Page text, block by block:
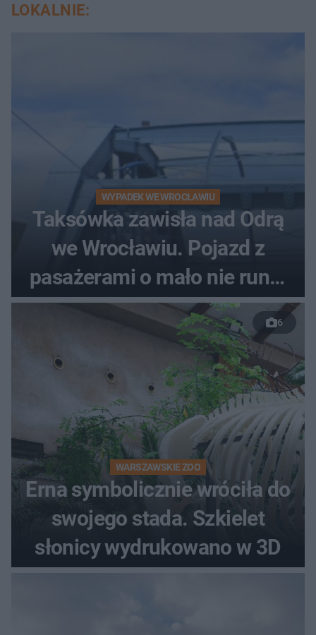
LOKALNIE:
WYPADEK WE WROCŁAWIU
Taksówka zawisła nad Odrą
we Wrocławiu. Pojazd z
pasażerami o mało nie runął
do rzeki
6
WARSZAWSKIE ZOO
Erna symbolicznie wróciła do
swojego stada. Szkielet
słonicy wydrukowano w 3D